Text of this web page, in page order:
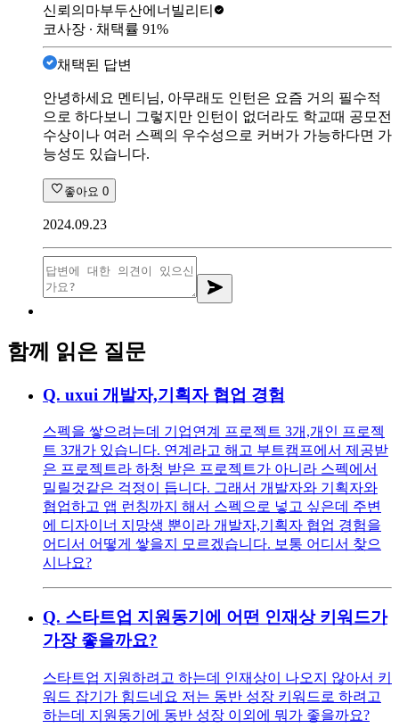
신뢰의마부두산에너빌리티
코사장 ∙ 채택률 91%
채택된 답변
안녕하세요 멘티님, 아무래도 인턴은 요즘 거의 필수적
으로 하다보니 그렇지만 인턴이 없더라도 학교때 공모전
수상이나 여러 스펙의 우수성으로 커버가 가능하다면 가
능성도 있습니다.
좋아요 0
2024.09.23
함께 읽은 질문
Q. uxui 개발자,기획자 협업 경험
스펙을 쌓으려는데 기업연계 프로젝트 3개,개인 프로젝
트 3개가 있습니다. 연계라고 해고 부트캠프에서 제공받
은 프로젝트라 하청 받은 프로젝트가 아니라 스펙에서
밀릴것같은 걱정이 듭니다. 그래서 개발자와 기획자와
협업하고 앱 런칭까지 해서 스펙으로 넣고 싶은데 주변
에 디자이너 지망생 뿐이라 개발자,기획자 협업 경험을
어디서 어떻게 쌓을지 모르겠습니다. 보통 어디서 찾으
시나요?
Q. 스타트업 지원동기에 어떤 인재상 키워드가
가장 좋을까요?
스타트업 지원하려고 하는데 인재상이 나오지 않아서 키
워드 잡기가 힘드네요 저는 동반 성장 키워드로 하려고
하는데 지원동기에 동반 성장 이외에 뭐가 좋을까요?